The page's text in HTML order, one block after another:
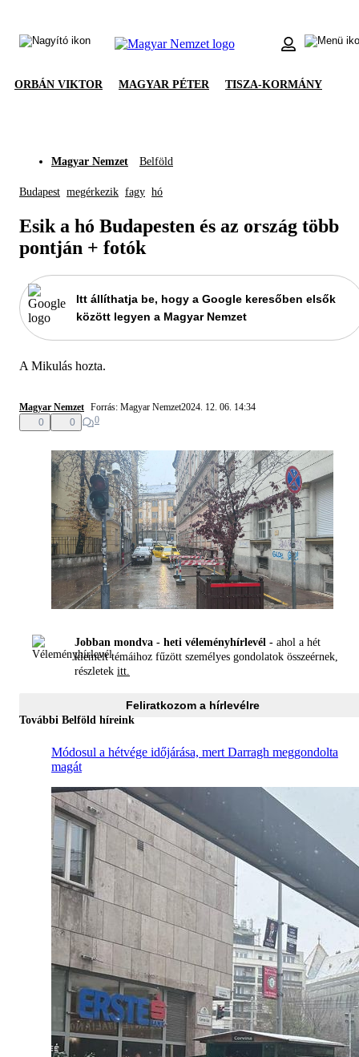
ORBÁN VIKTOR MAGYAR PÉTER TISZA-KORMÁNY
Magyar Nemzet Belföld
Budapest megérkezik fagy hó
Esik a hó Budapesten és az ország több
pontján + fotók
Itt állíthatja be, hogy a Google keresőben elsők
között legyen a Magyar Nemzet
A Mikulás hozta.
Magyar Nemzet Forrás: Magyar Nemzet2024. 12. 06. 14:34
0
0 0
Jobban mondva - heti véleményhírlevél - ahol a hét
kiemelt témáihoz fűzött személyes gondolatok összeérnek,
részletek itt.
Feliratkozom a hírlevélre
További Belföld híreink
Módosul a hétvége időjárása, mert Darragh meggondolta
magát